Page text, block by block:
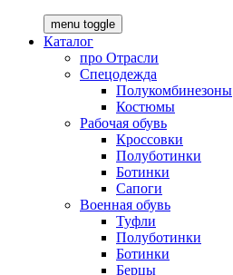
menu toggle
Каталог
про Отрасли
Спецодежда
Полукомбинезоны
Костюмы
Рабочая обувь
Кроссовки
Полуботинки
Ботинки
Сапоги
Военная обувь
Туфли
Полуботинки
Ботинки
Берцы